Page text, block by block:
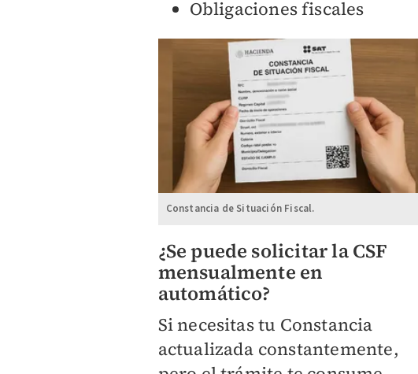
Obligaciones fiscales
Constancia de Situación Fiscal.
¿Se puede solicitar la CSF
mensualmente en
automático?
Si necesitas tu Constancia
actualizada constantemente,